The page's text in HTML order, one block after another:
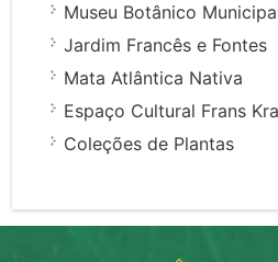
Museu Botânico
Jardim Francês e Fontes
Mata Atlântica Nativa
Espaço Cultural Frans
Coleções de Plantas